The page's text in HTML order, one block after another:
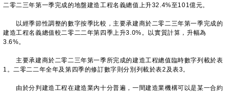
二零二三年第一季完成的地盤建造工程名義總值上升32.4%至101億元。
以經季節性調整的數字按季比較，主要承建商於二零二三年第一季完成的
建造工程名義總值較二零二二年第四季上升3.0%。以實質計算，升幅為
3.6%。
主要承建商於二零二三年第一季所完成的建造工程總值臨時數字列載於表
1。二零二二年全年及第四季的修訂數字則分別列載於表2及表3。
由於分判建造工程在建造業內十分普遍，一間建造業機構可以是某一合約